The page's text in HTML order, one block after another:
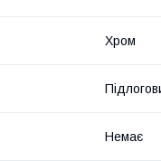
Хром
Немає